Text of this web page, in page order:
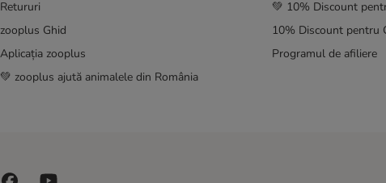
Retururi
zooplus Ghid
Aplicația zooplus
💚 zooplus ajută animalele din România
💚 10% Discount
10% Discount pentru
Programul de afiliere